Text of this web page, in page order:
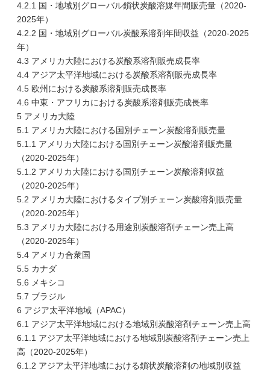
4.2.1 国・地域別グローバル鎖状炭酸溶媒年間販売量（2020-
2025年）
4.2.2 国・地域別グローバル炭酸系溶剤年間収益（2020-2025
年）
4.3 アメリカ大陸における炭酸系溶剤販売成長率
4.4 アジア太平洋地域における炭酸系溶剤販売成長率
4.5 欧州における炭酸系溶剤販売成長率
4.6 中東・アフリカにおける炭酸系溶剤販売成長率
5 アメリカ大陸
5.1 アメリカ大陸における国別チェーン炭酸溶剤販売量
5.1.1 アメリカ大陸における国別チェーン炭酸溶剤販売量
（2020-2025年）
5.1.2 アメリカ大陸における国別チェーン炭酸溶剤収益
（2020-2025年）
5.2 アメリカ大陸におけるタイプ別チェーン炭酸溶剤販売量
（2020-2025年）
5.3 アメリカ大陸における用途別炭酸溶剤チェーン売上高
（2020-2025年）
5.4 アメリカ合衆国
5.5 カナダ
5.6 メキシコ
5.7 ブラジル
6 アジア太平洋地域（APAC）
6.1 アジア太平洋地域における地域別炭酸溶剤チェーン売上高
6.1.1 アジア太平洋地域における地域別炭酸溶剤チェーン売上
高（2020-2025年）
6.1.2 アジア太平洋地域における鎖状炭酸溶剤の地域別収益